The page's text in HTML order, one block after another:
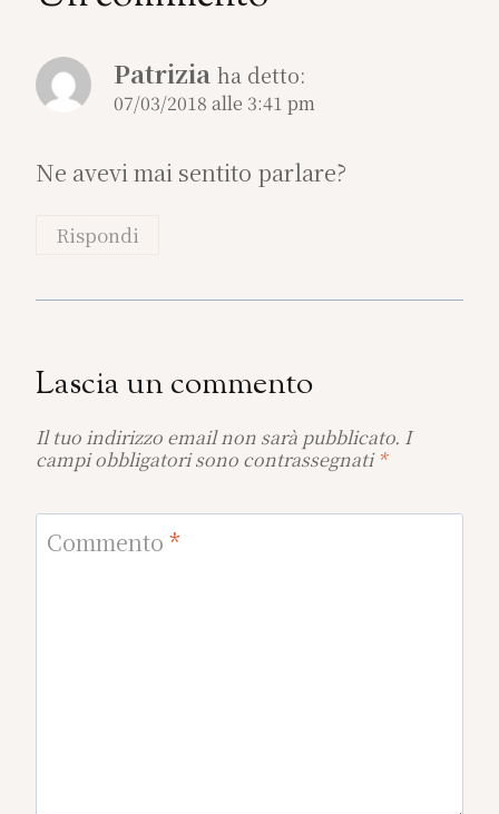
Patrizia ha detto:
07/03/2018 alle 3:41 pm
Ne avevi mai sentito parlare?
Rispondi
Lascia un commento
Il tuo indirizzo email non sarà pubblicato. I
campi obbligatori sono contrassegnati *
Commento *